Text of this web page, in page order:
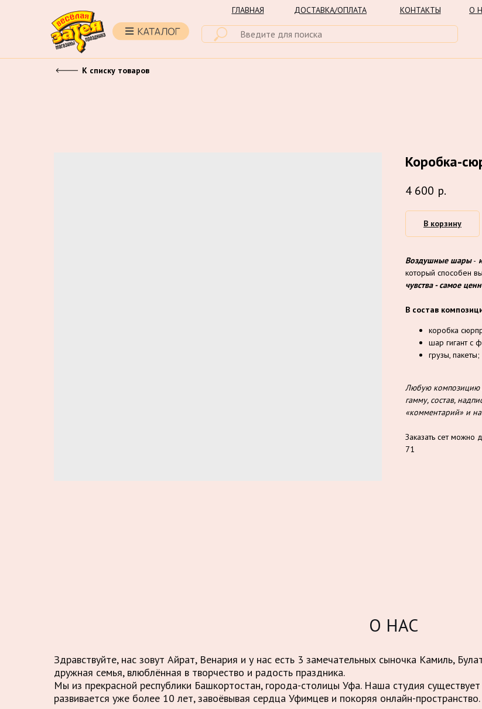
ДОСТАВКА/ОПЛАТА
ГЛАВНАЯ КОНТАКТЫ О
К списку товаров
Коробка-
4 600 р.
В корзину
Воздушные шары-
который способен
чувства - самое
В состав
коробка
шар гигант с
грузы, пакеты;
Любую композицию
гамму, состав,
«комментарий» и
Заказать сет можно
71
О НАС
Здравствуйте, нас зовут Айрат, Венария и у нас есть 3 замечательных сыночка Камиль,
дружная семья, влюблённая в творчество и радость праздника.
Мы из прекрасной республики Башкортостан, города-столицы Уфа. Наша студия
развивается уже более 10 лет, завоёвывая сердца Уфимцев и покоряя онлайн-пространство.